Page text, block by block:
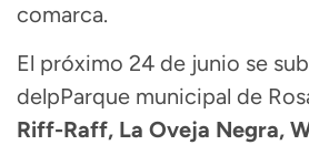
comarca.
El próximo 24 de junio se
delpParque municipal de
Riff-Raff, La Oveja Negra,